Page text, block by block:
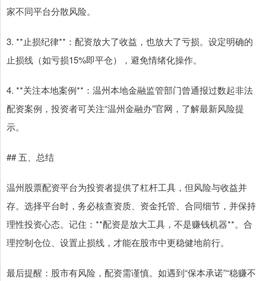
家不同平台分散风险。
3. **止损纪律**：配资放大了收益，也放大了亏损。设定明确的
止损线（如亏损15%即平仓），避免情绪化操作。
4. **关注本地案例**：温州本地金融监管部门曾通报过数起非法
配资案例，投资者可关注“温州金融办”官网，了解最新风险提
示。
## 五、总结
温州股票配资平台为投资者提供了杠杆工具，但风险与收益并
存。选择平台时，务必核查资质、资金托管、合同细节，并保持
理性投资心态。记住：**配资是放大工具，不是赚钱机器**。合
理控制仓位、设置止损线，才能在股市中更稳健地前行。
最后提醒：股市有风险，配资需谨慎。如遇到“保本承诺”“稳赚不